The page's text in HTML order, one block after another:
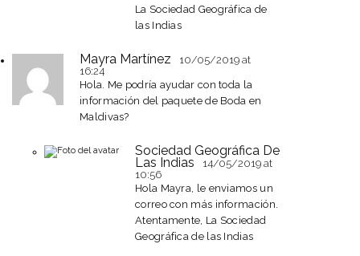
La Sociedad Geográfica de
las Indias
Mayra Martínez 10/05/2019 at
16:24
Hola. Me podría ayudar con toda la
información del paquete de Boda en
Maldivas?
Sociedad Geográfica De
Las Indias 14/05/2019 at
10:56
Hola Mayra, le enviamos un
correo con más información.
Atentamente, La Sociedad
Geográfica de las Indias